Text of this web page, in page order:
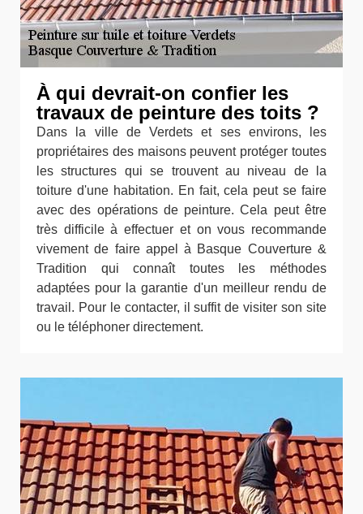
À qui devrait-on confier les
travaux de peinture des toits ?
Dans la ville de Verdets et ses environs, les
propriétaires des maisons peuvent protéger toutes
les structures qui se trouvent au niveau de la
toiture d'une habitation. En fait, cela peut se faire
avec des opérations de peinture. Cela peut être
très difficile à effectuer et on vous recommande
vivement de faire appel à Basque Couverture &
Tradition qui connaît toutes les méthodes
adaptées pour la garantie d'un meilleur rendu de
travail. Pour le contacter, il suffit de visiter son site
ou le téléphoner directement.